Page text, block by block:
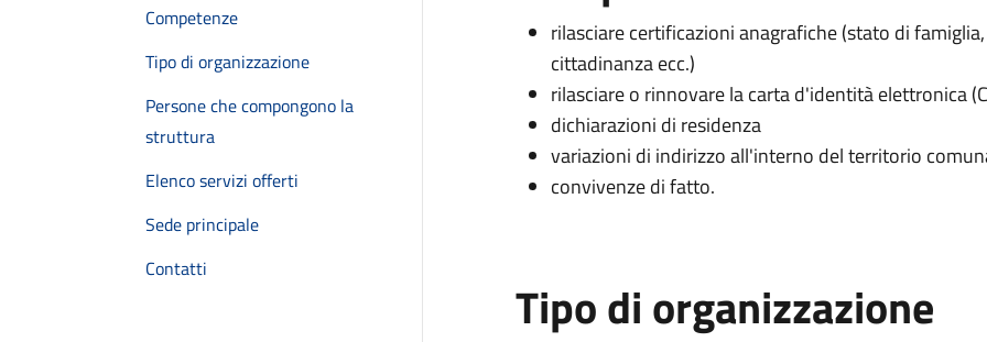
Competenze
Tipo di organizzazione
Persone che compongono la
struttura
Elenco servizi offerti
Sede principale
Contatti
rilasciare certificazioni anagrafiche (stato di
cittadinanza ecc.)
rilasciare o rinnovare la carta d'identità elettronica
dichiarazioni di residenza
variazioni di indirizzo all'interno del territorio
convivenze di fatto.
Tipo di organizzazione